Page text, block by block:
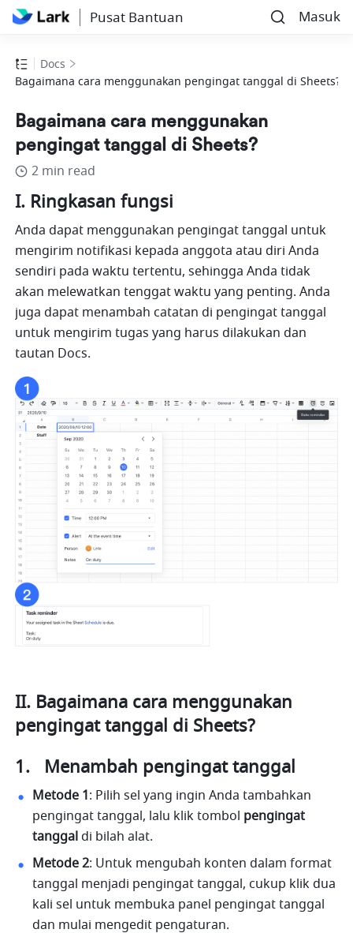
Pusat Bantuan Masuk
Docs
Bagaimana cara menggunakan pengingat tanggal di Sheets?
Bagaimana cara menggunakan
pengingat tanggal di Sheets?
2 min read
I. Ringkasan fungsi
Anda dapat menggunakan pengingat tanggal untuk
mengirim notifikasi kepada anggota atau diri Anda
sendiri pada waktu tertentu, sehingga Anda tidak
akan melewatkan tenggat waktu yang penting. Anda
juga dapat menambah catatan di pengingat tanggal
untuk mengirim tugas yang harus dilakukan dan
tautan Docs.
II. Bagaimana cara menggunakan
pengingat tanggal di Sheets?
1.   Menambah pengingat tanggal
Metode 1: Pilih sel yang ingin Anda tambahkan
pengingat tanggal, lalu klik tombol pengingat
tanggal di bilah alat.
Metode 2: Untuk mengubah konten dalam format
tanggal menjadi pengingat tanggal, cukup klik dua
kali sel untuk membuka panel pengingat tanggal
dan mulai mengedit pengaturan.